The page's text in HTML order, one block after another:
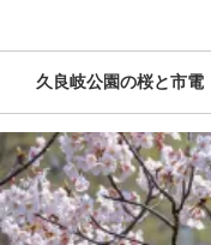
久良岐公園の桜と市電